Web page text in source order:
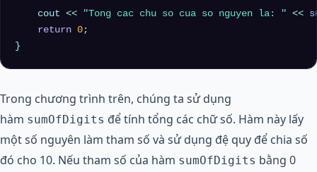
    cout <<
"Tong cac chu so cua so nguyen la: " <<
return 0;
Trong chương trình trên, chúng ta sử dụng
hàm sumOfDigits để tính tổng các chữ số. Hàm này lấy
một số nguyên làm tham số và sử dụng đệ quy để chia số
đó cho 10. Nếu tham số của hàm sumOfDigits bằng 0